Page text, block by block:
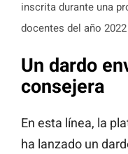
inscrita durante una
docentes del año
Un dardo
consejera
En esta línea, la
ha lanzado un